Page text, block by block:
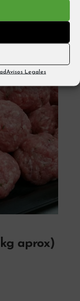
Avisos Legales
aprox)